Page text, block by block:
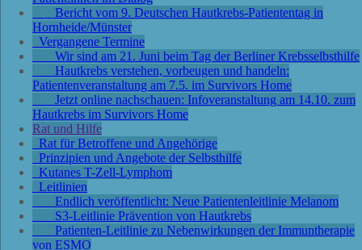
Bericht vom 9. Deutschen Hautkrebs-Patiententag in
Hornheide/Münster
Vergangene Termine
Wir sind am 21. Juni beim Tag der Berliner Krebsselbsthilfe
Hautkrebs verstehen, vorbeugen und handeln:
Patientenveranstaltung am 7.5. im Survivors Home
Jetzt online nachschauen: Infoveranstaltung am 14.10. zum
Hautkrebs im Survivors Home
Rat und Hilfe
Rat für Betroffene und Angehörige
Prinzipien und Angebote der Selbsthilfe
Kutanes T-Zell-Lymphom
Leitlinien
Endlich veröffentlicht: Neue Patientenleitlinie Melanom
S3-Leitlinie Prävention von Hautkrebs
Patienten-Leitlinie zu Nebenwirkungen der Immuntherapie
von ESMO